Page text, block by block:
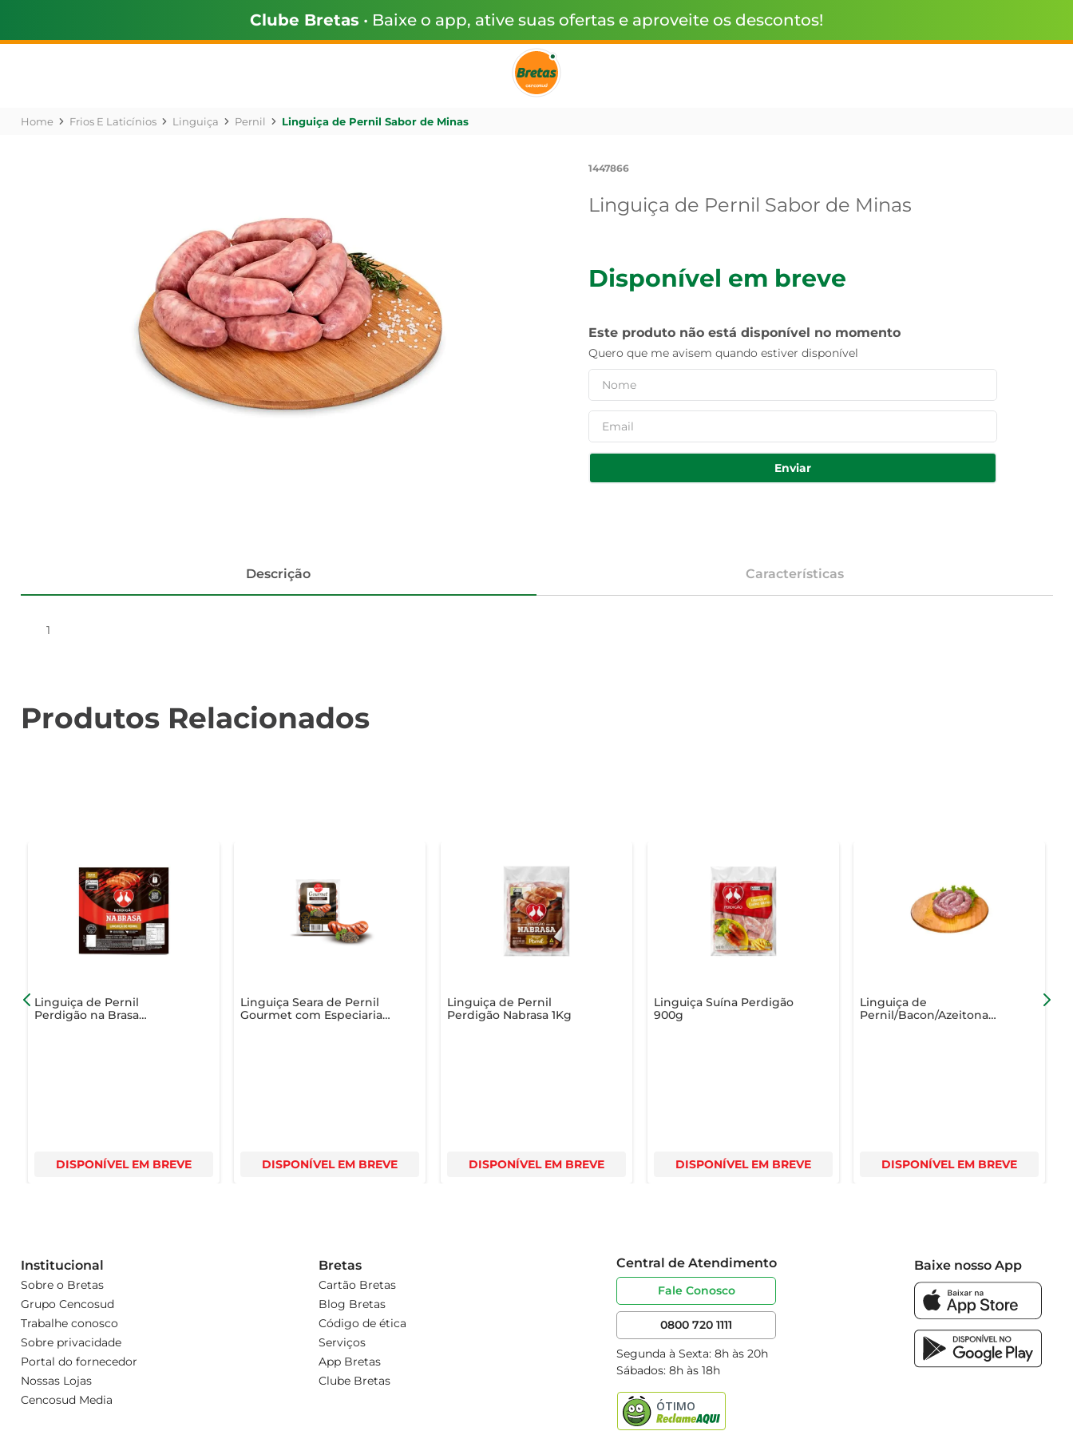
Clube Bretas • Baixe o app, ative suas ofertas e aproveite os descontos!
Frios E Laticínios Linguiça Pernil Linguiça de Pernil Sabor de Minas
1447866
Linguiça de Pernil Sabor de Minas
Disponível em breve
Este produto não está disponível no momento
Quero que me avisem quando estiver disponível
Enviar
Descrição Características
1
Produtos Relacionados
Linguiça de Pernil
Perdigão na Brasa
DISPONÍVEL EM BREVE
Linguiça Seara de Pernil
Gourmet com Especiarias
DISPONÍVEL EM BREVE
Linguiça de Pernil
Perdigão Nabrasa 1Kg
DISPONÍVEL EM BREVE
Linguiça Suína Perdigão
900g
DISPONÍVEL EM BREVE
Linguiça de
Pernil/Bacon/Azeitona
DISPONÍVEL EM BREVE
Institucional
Sobre o Bretas
Grupo Cencosud
Trabalhe conosco
Sobre privacidade
Portal do fornecedor
Nossas Lojas
Cencosud Media
Bretas
Cartão Bretas
Blog Bretas
Código de ética
Serviços
App Bretas
Clube Bretas
Central de Atendimento
Fale Conosco
0800 720 1111
Segunda à Sexta: 8h às 20h
Sábados: 8h às 18h
Baixe nosso App